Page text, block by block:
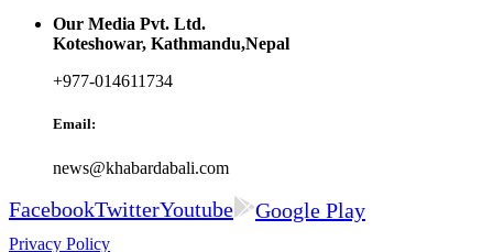
Our Media Pvt. Ltd.
Koteshowar, Kathmandu,Nepal
+977-014611734
Email:
news@khabardabali.com
FacebookTwitterYoutube Google Play
Privacy Policy